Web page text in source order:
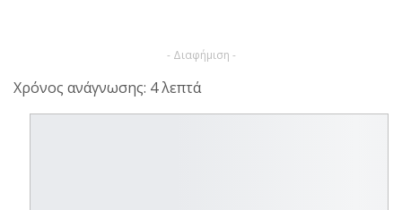
- Διαφήμιση -
Χρόνος ανάγνωσης: 4 λεπτά